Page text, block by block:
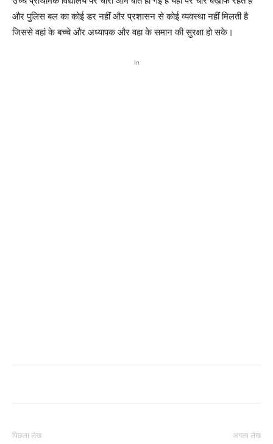
और पुलिस बल का कोई डर नहीं और प्रशासन से कोई व्यवस्था नहीं मिलती है
जिससे वहां के बच्चे और अध्यापक और वहा के समान की सुरक्षा हो सके।
In
पिछला लेख अगला लेख